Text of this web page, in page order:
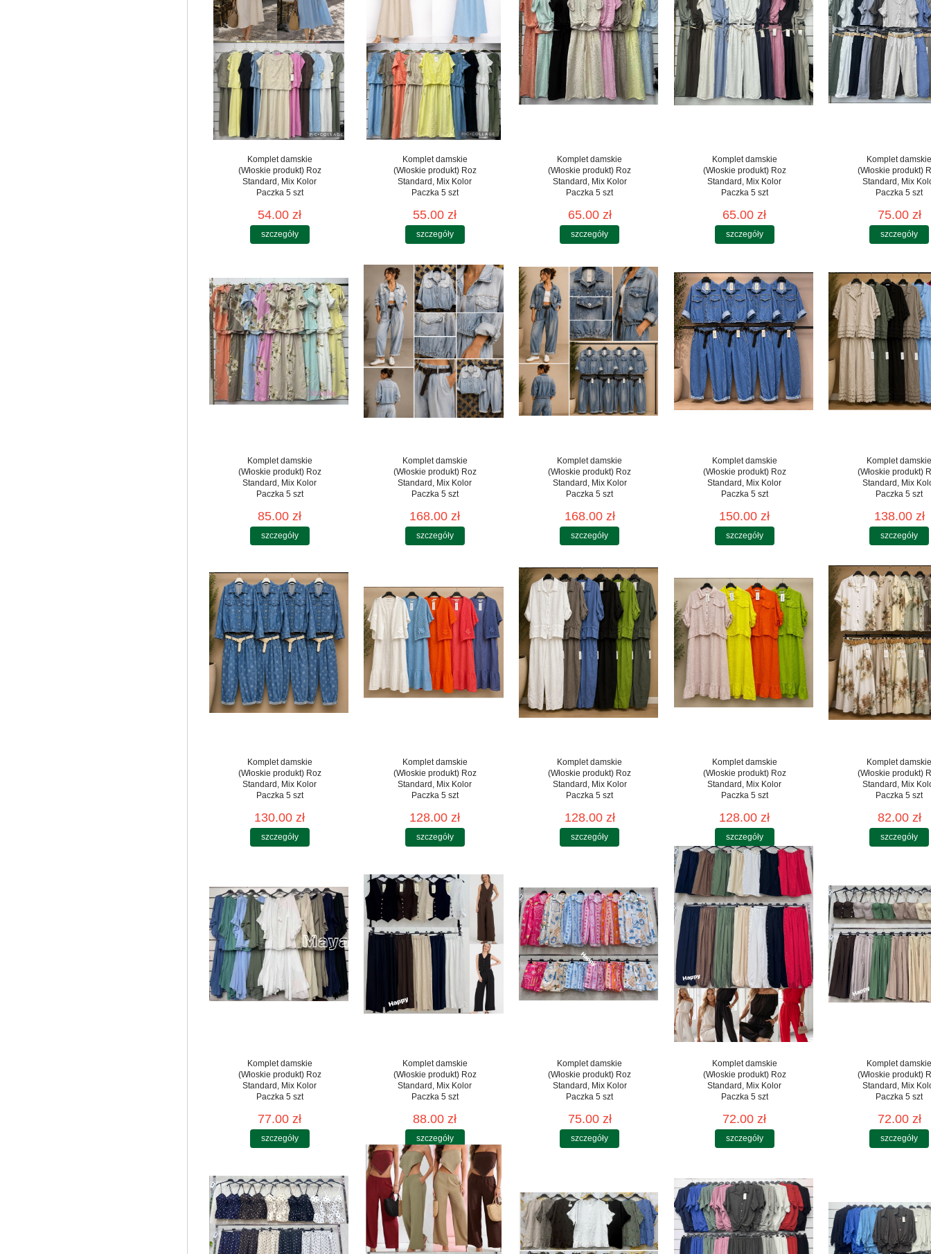
Komplet damskie
(Włoskie produkt) Roz
Standard, Mix Kolor
Paczka 5 szt
54.00 zł
szczegóły
Komplet damskie
(Włoskie produkt) Roz
Standard, Mix Kolor
Paczka 5 szt
55.00 zł
szczegóły
Komplet damskie
(Włoskie produkt) Roz
Standard, Mix Kolor
Paczka 5 szt
65.00 zł
szczegóły
Komplet damskie
(Włoskie produkt) Roz
Standard, Mix Kolor
Paczka 5 szt
65.00 zł
szczegóły
Komplet
(Włoskie produkt)
Standard, Mix
Paczka 5 szt
75.00 zł
szczegóły
Komplet damskie
(Włoskie produkt) Roz
Standard, Mix Kolor
Paczka 5 szt
85.00 zł
szczegóły
Komplet damskie
(Włoskie produkt) Roz
Standard, Mix Kolor
Paczka 5 szt
168.00 zł
szczegóły
Komplet damskie
(Włoskie produkt) Roz
Standard, Mix Kolor
Paczka 5 szt
168.00 zł
szczegóły
Komplet damskie
(Włoskie produkt) Roz
Standard, Mix Kolor
Paczka 5 szt
150.00 zł
szczegóły
Komplet
(Włoskie produkt)
Standard, Mix
Paczka 5 szt
138.00 zł
szczegóły
Komplet damskie
(Włoskie produkt) Roz
Standard, Mix Kolor
Paczka 5 szt
130.00 zł
szczegóły
Komplet damskie
(Włoskie produkt) Roz
Standard, Mix Kolor
Paczka 5 szt
128.00 zł
szczegóły
Komplet damskie
(Włoskie produkt) Roz
Standard, Mix Kolor
Paczka 5 szt
128.00 zł
szczegóły
Komplet damskie
(Włoskie produkt) Roz
Standard, Mix Kolor
Paczka 5 szt
128.00 zł
szczegóły
Komplet
(Włoskie produkt)
Standard, Mix
Paczka 5 szt
82.00 zł
szczegóły
Komplet damskie
(Włoskie produkt) Roz
Standard, Mix Kolor
Paczka 5 szt
77.00 zł
szczegóły
Komplet damskie
(Włoskie produkt) Roz
Standard, Mix Kolor
Paczka 5 szt
88.00 zł
szczegóły
Komplet damskie
(Włoskie produkt) Roz
Standard, Mix Kolor
Paczka 5 szt
75.00 zł
szczegóły
Komplet damskie
(Włoskie produkt) Roz
Standard, Mix Kolor
Paczka 5 szt
72.00 zł
szczegóły
Komplet
(Włoskie produkt)
Standard, Mix
Paczka 5 szt
72.00 zł
szczegóły